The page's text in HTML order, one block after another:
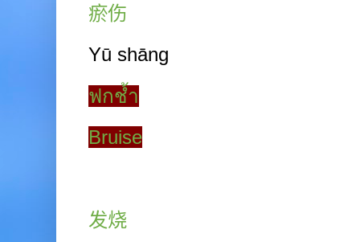
瘀伤
Yū shāng
ฟกช้ำ
Bruise
发烧